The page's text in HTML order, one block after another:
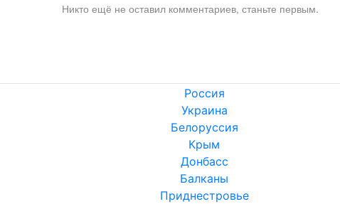
Никто ещё не оставил комментариев, станьте первым.
Россия
Украина
Белоруссия
Крым
Донбасс
Балканы
Приднестровье